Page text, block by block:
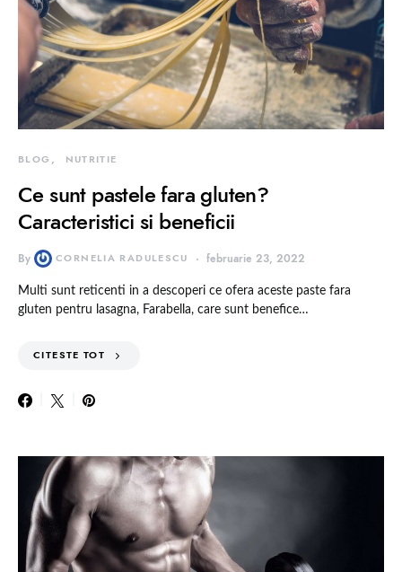
BLOG NUTRITIE
Ce sunt pastele fara gluten?
Caracteristici si beneficii
By CORNELIA RADULESCU februarie 23, 2022
Multi sunt reticenti in a descoperi ce ofera aceste paste fara
gluten pentru lasagna, Farabella, care sunt benefice…
CITESTE TOT